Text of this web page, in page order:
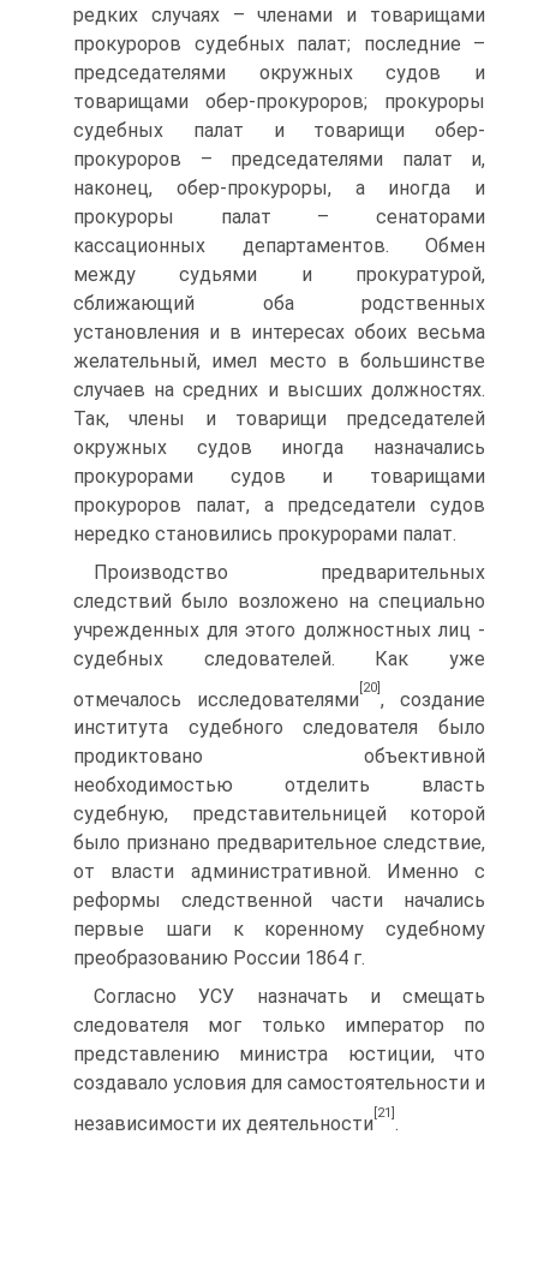
редких случаях – членами и товарищами
прокуроров судебных палат; последние –
председателями окружных судов и
товарищами обер-прокуроров; прокуроры
судебных палат и товарищи обер-
прокуроров – председателями палат и,
наконец, обер-прокуроры, а иногда и
прокуроры палат – сенаторами
кассационных департаментов. Обмен
между судьями и прокуратурой,
сближающий оба родственных
установления и в интересах обоих весьма
желательный, имел место в большинстве
случаев на средних и высших должностях.
Так, члены и товарищи председателей
окружных судов иногда назначались
прокурорами судов и товарищами
прокуроров палат, а председатели судов
нередко становились прокурорами палат.
Производство предварительных
следствий было возложено на специально
учрежденных для этого должностных лиц -
судебных следователей. Как уже
отмечалось исследователями
[20]
, создание
института судебного следователя было
продиктовано объективной
необходимостью отделить власть
судебную, представительницей которой
было признано предварительное следствие,
от власти административной. Именно с
реформы следственной части начались
первые шаги к коренному судебному
преобразованию России 1864 г.
Согласно УСУ назначать и смещать
следователя мог только император по
представлению министра юстиции, что
создавало условия для самостоятельности и
независимости их деятельности
[21]
.